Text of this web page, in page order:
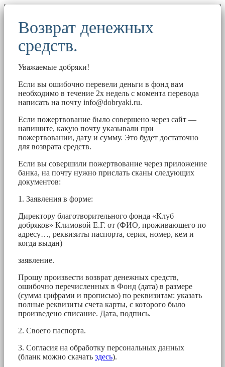
Возврат денежных
средств.
Уважаемые добряки!
Если вы ошибочно перевели деньги в фонд вам
необходимо в течение 2х недель с момента перевода
написать на почту info@dobryaki.ru.
Если пожертвование было совершено через сайт —
напишите, какую почту указывали при
пожертвовании, дату и сумму. Это будет достаточно
для возврата средств.
Если вы совершили пожертвование через приложение
банка, на почту нужно прислать сканы следующих
документов:
1. Заявления в форме:
Директору благотворительного фонда «Клуб
добряков» Климовой Е.Г. от (ФИО, проживающего по
адресу…, реквизиты паспорта, серия, номер, кем и
когда выдан)
заявление.
Прошу произвести возврат денежных средств,
ошибочно перечисленных в Фонд (дата) в размере
(сумма цифрами и прописью) по реквизитам: указать
полные реквизиты счета карты, с которого было
произведено списание. Дата, подпись.
2. Своего паспорта.
3. Согласия на обработку персональных данных
(бланк можно скачать здесь).